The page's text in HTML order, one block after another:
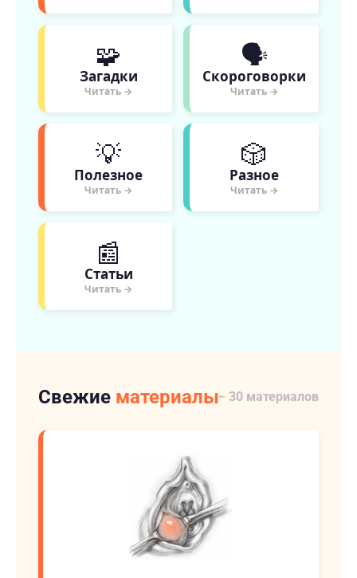
🧩
Загадки
Читать →
🗣
Скороговорки
Читать →
💡
Полезное
Читать →
🎲
Разное
Читать →
📰
Статьи
Читать →
Свежие материалы 30 материалов